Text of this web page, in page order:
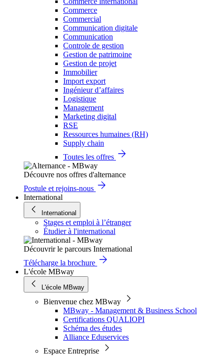
Commerce
Commercial
Communication digitale
Communication
Controle de gestion
Gestion de patrimoine
Gestion de projet
Immobilier
Import export
Ingénieur d’affaires
Logistique
Management
Marketing digital
RSE
Ressources humaines (RH)
Supply chain
Toutes les offres
Découvre nos offres d'alternance
Postule et rejoins-nous
International
International
Stages et emploi à l’étranger
Étudier à l'international
Découvrir le parcours International
Télécharge la brochure
L'école MBway
L'école MBway
Bienvenue chez MBway
MBway - Management & Business School
Certifications QUALIOPI
Schéma des études
Alliance Eduservices
Espace Entreprise